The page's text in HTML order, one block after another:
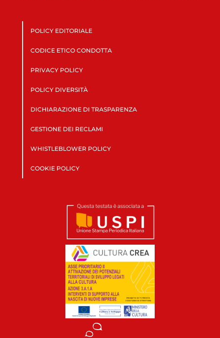
POLICY EDITORIALE
CODICE ETICO CONDOTTA
PRIVACY POLICY
POLICY DIVERSITÀ
DICHIARAZIONE DI TRASPARENZA
GESTIONE DEI RECLAMI
WHISTLEBLOWER POLICY
COOKIE POLICY